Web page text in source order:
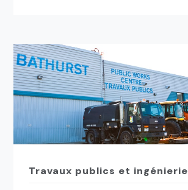
Travaux publics et ingénierie